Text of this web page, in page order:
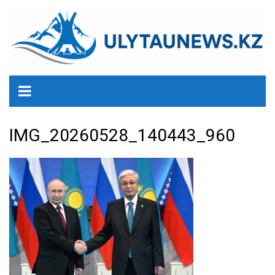
содержанию
IMG_20260528_140443_960